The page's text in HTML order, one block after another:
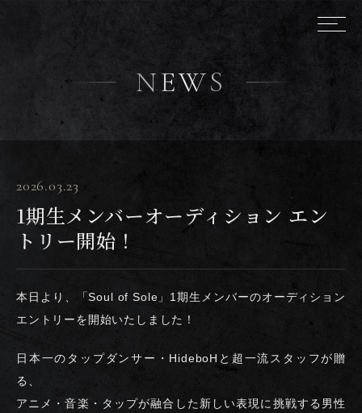
NEWS
2026.03.23
1期生メンバーオーディション エン
トリー開始！
本日より、「Soul of Sole」1期生メンバーのオーディション
エントリーを開始いたしました！
日本一のタップダンサー・HideboHと超一流スタッフが贈
る、
アニメ・音楽・タップが融合した新しい表現に挑戦する男性